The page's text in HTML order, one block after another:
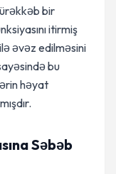
bir
itirmiş
əvəz edilməsini
bu
həyat
Səbəb